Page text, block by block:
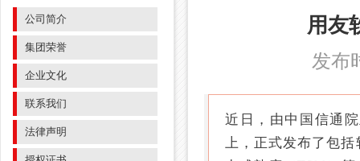
公司简介
集团荣誉
企业文化
联系我们
法律声明
用友
发布
近日，由中国信通
上，正式发布了包